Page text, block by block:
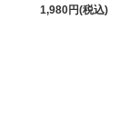
1,980円(税込)